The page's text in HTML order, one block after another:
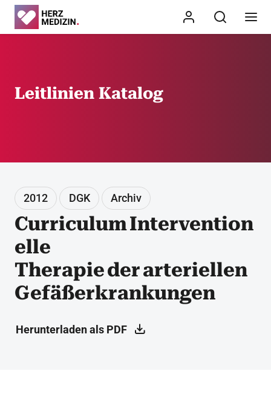
Leitlinien Katalog
2012 DGK Archiv
Curriculum Intervention
elle
Therapie der arteriellen
Gefäßerkrankungen
Herunterladen als PDF